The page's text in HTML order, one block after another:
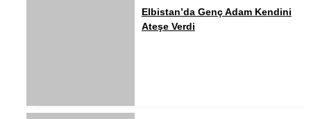
Elbistan’da Genç Adam Kendini
Ateşe Verdi